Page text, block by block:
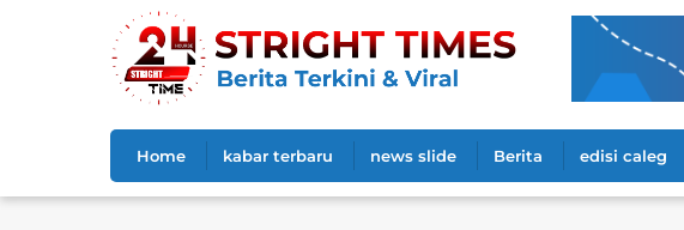
Home kabar terbaru news slide Berita edisi caleg